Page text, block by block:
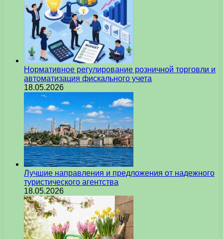
Нормативное регулирование розничной торговли и
автоматизация фискального учета
18.05.2026
Лучшие направления и предложения от надежного
туристического агентства
18.05.2026